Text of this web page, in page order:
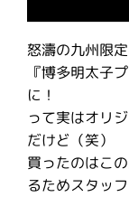
怒濤の九州限
『博多明太子
に！
って実はオリ
だけど（笑）
買ったのはこ
るためスタッ